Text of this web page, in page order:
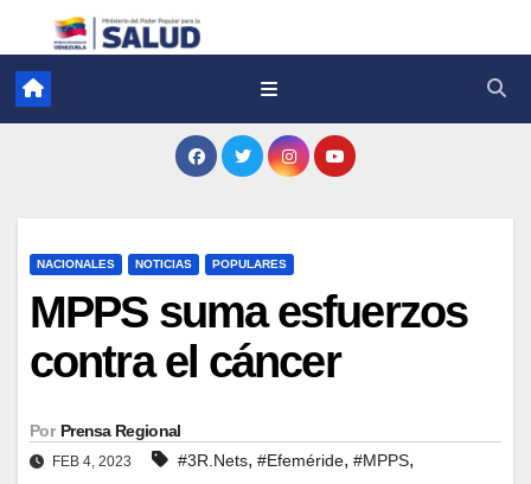
NACIONALES NOTICIAS POPULARES
MPPS suma esfuerzos
contra el cáncer
Por Prensa Regional
FEB 4, 2023 #3R.Nets, #Efeméride, #MPPS,